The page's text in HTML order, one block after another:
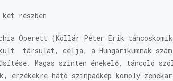
részben
Operett (Kollár Péter Erik
társulat, célja, a Hungarikumnak
Magas szinten énekelő, táncoló
érzékekre ható színpadkép komoly